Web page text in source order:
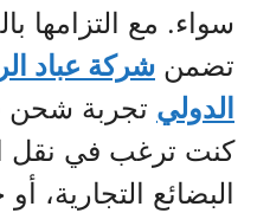
سواء. مع التزامها
تضمن شركة عباد
الدولي تجربة شحن
كنت ترغب في نقل
البضائع التجارية،